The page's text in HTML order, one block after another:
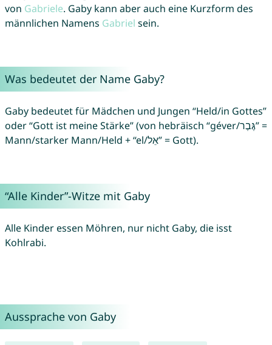
von Gabriele. Gaby kann aber auch eine Kurzform des
männlichen Namens Gabriel sein.
Was bedeutet der Name Gaby?
Gaby bedeutet für Mädchen und Jungen “Held/in Gottes”
oder “Gott ist meine Stärke” (von hebräisch “géver/גֶּבֶר” =
Mann/starker Mann/Held + “el/אֵל” = Gott).
“Alle Kinder”-Witze mit Gaby
Alle Kinder essen Möhren, nur nicht Gaby, die isst
Kohlrabi.
Aussprache von Gaby